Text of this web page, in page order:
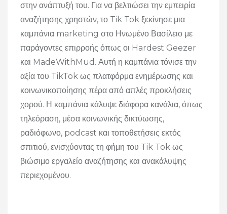
στην ανάπτυξή του. Για να βελτιώσει την εμπειρία
αναζήτησης χρηστών, το Tik Tok ξεκίνησε μια
καμπάνια marketing στο Ηνωμένο Βασίλειο με
παράγοντες επιρροής όπως οι Hardest Geezer
και MadeWithMud. Αυτή η καμπάνια τόνισε την
αξία του TikTok ως πλατφόρμα ενημέρωσης και
κοινωνικοποίησης πέρα ​​από απλές προκλήσεις
χορού. Η καμπάνια κάλυψε διάφορα κανάλια, όπως
τηλεόραση, μέσα κοινωνικής δικτύωσης,
ραδιόφωνο, podcast και τοποθετήσεις εκτός
σπιτιού, ενισχύοντας τη φήμη του Tik Tok ως
βιώσιμο εργαλείο αναζήτησης και ανακάλυψης
περιεχομένου.